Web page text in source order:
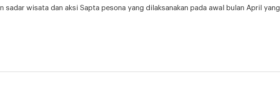
sadar wisata dan aksi Sapta pesona yang dilaksanakan pada awal bulan April